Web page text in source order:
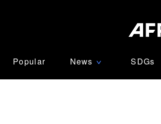
Popular News ∨ SDGs